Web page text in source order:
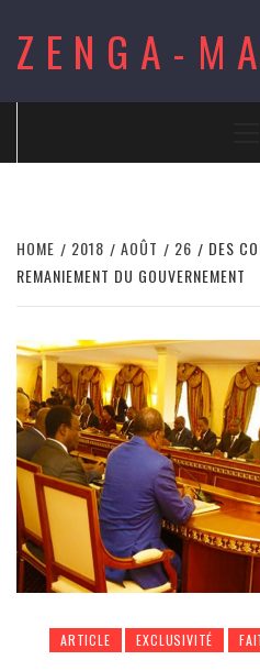
content
ZENGA-
HOME 2018 AOÛT 26
DES
REMANIEMENT DU GOUVERNEMENT
ARTICLE EXCLUSIVITÉ